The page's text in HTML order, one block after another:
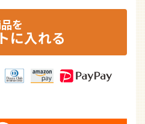
に入れる